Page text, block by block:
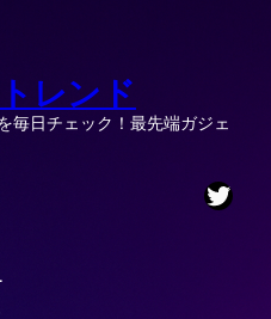
レンド
毎日チェック！最先端ガジェ